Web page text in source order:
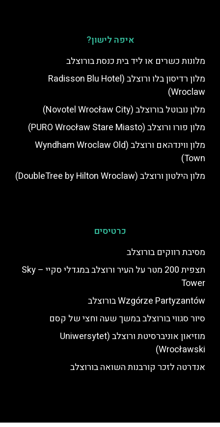
איפה לישון?
מלונות כשרים או ליד בית כנסת בורוצלב
מלון רדיסון בלו ורוצלב (Radisson Blu Hotel
Wroclaw)
מלון נובוטל בורוצלב (Novotel Wrocław City)
מלון פורו ורוצלב (PURO Wrocław Stare Miasto)
מלון ווינדהאם ורוצלב (Wyndham Wroclaw Old
Town)
מלון הילטון ורוצלב (DoubleTree by Hilton Wroclaw)
כרטיסים
מסיבת רווקים בורוצלב
תצפית 200 מטר על העיר ורוצלב במגדלי סקיי – Sky
Tower
Wzgórze Partyzantów בורוצלב
סיור סגווי בורוצלב במשך שעה וחצי של קסם
מוזיאון אוניברסיטת ורוצלב (Uniwersytet
Wrocławski)
אנדרטה לזכר קורבנות השואה בורוצלב